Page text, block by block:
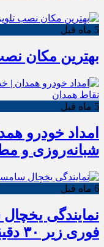
5 ماه قبل
بهترین مکان
5 ماه قبل
امداد خودرو
شبانه‌روزی و
6 ماه قبل
نمایندگی
فوری زیر ۳۰ دقیقه